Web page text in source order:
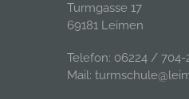
Turmgasse 17
69181 Leimen
Telefon: 06224 / 704-
Mail: